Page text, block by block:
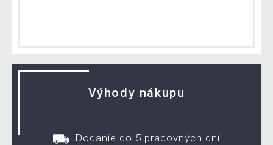
Výhody nákupu
Dodanie do 5 pracovných dní